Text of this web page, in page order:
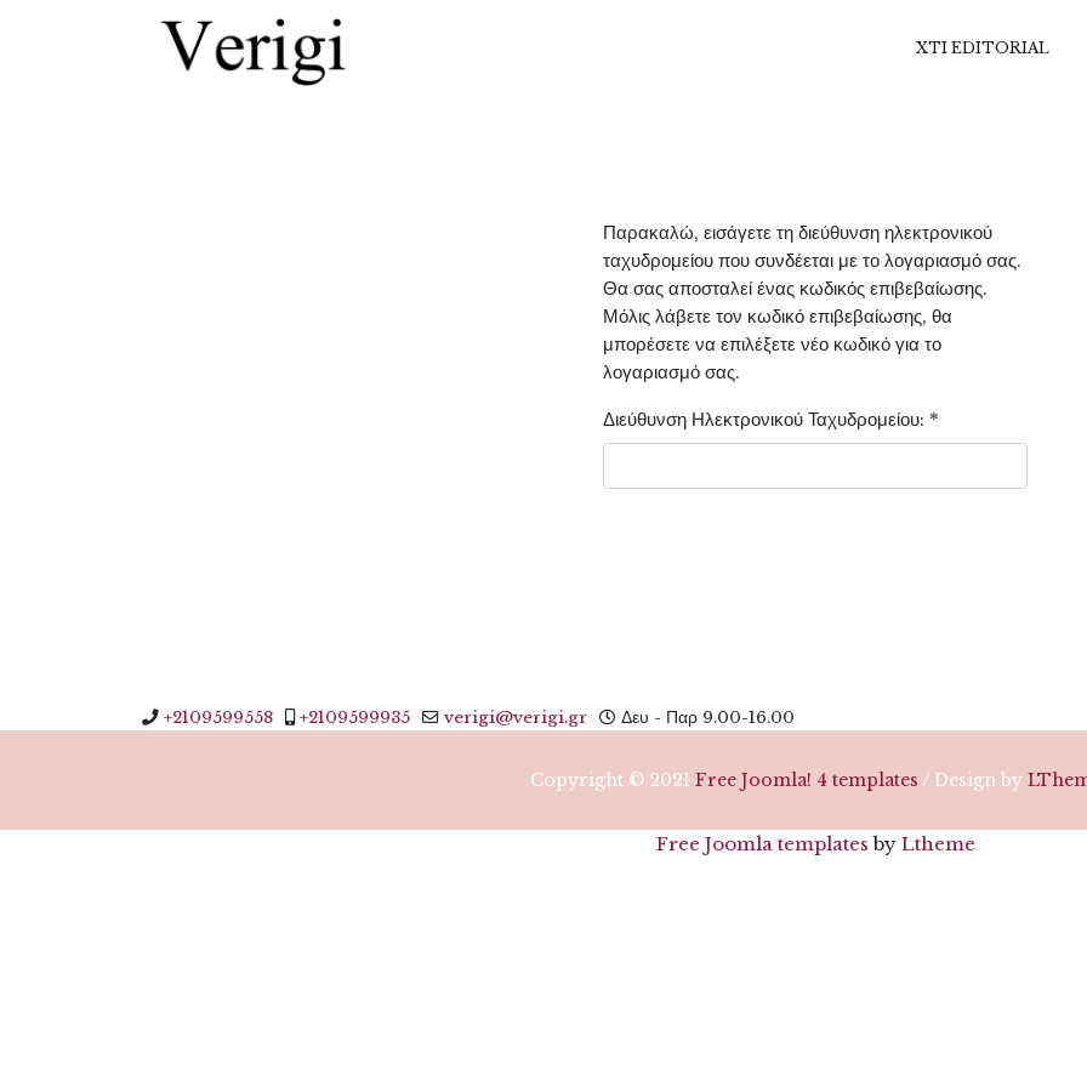
XTI EDITORIAL
Παρακαλώ, εισάγετε τη διεύθυνση ηλεκτρονικού
ταχυδρομείου που συνδέεται με το λογαριασμό σας.
Θα σας αποσταλεί ένας κωδικός επιβεβαίωσης.
Μόλις λάβετε τον κωδικό επιβεβαίωσης, θα
μπορέσετε να επιλέξετε νέο κωδικό για το
λογαριασμό σας.
Διεύθυνση Ηλεκτρονικού Ταχυδρομείου: *
+2109599558 +2109599935 verigi@verigi.gr Δευ - Παρ 9.00-16.00
Copyright © 2021 Free Joomla! 4 templates / Design by
Free Joomla templates by Ltheme